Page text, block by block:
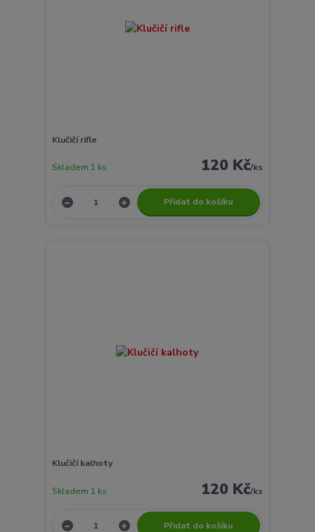
Klučičí rifle
120 Kč/ks
Skladem 1 ks
Přidat do košíku
Klučičí kalhoty
120 Kč/ks
Skladem 1 ks
Přidat do košíku